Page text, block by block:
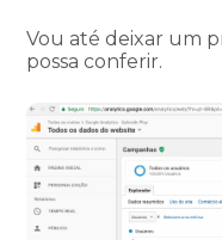
Vou até deixar um
possa conferir.